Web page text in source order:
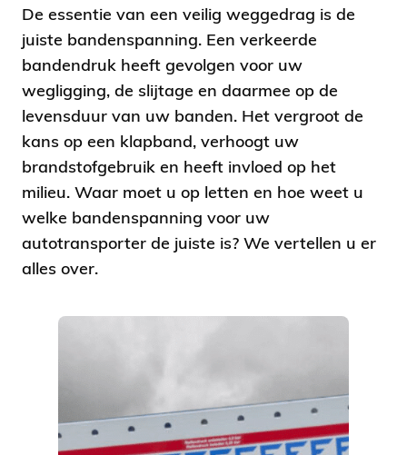
De essentie van een veilig weggedrag is de
juiste bandenspanning. Een verkeerde
bandendruk heeft gevolgen voor uw
wegligging, de slijtage en daarmee op de
levensduur van uw banden. Het vergroot de
kans op een klapband, verhoogt uw
brandstofgebruik en heeft invloed op het
milieu. Waar moet u op letten en hoe weet u
welke bandenspanning voor uw
autotransporter de juiste is? We vertellen u er
alles over.